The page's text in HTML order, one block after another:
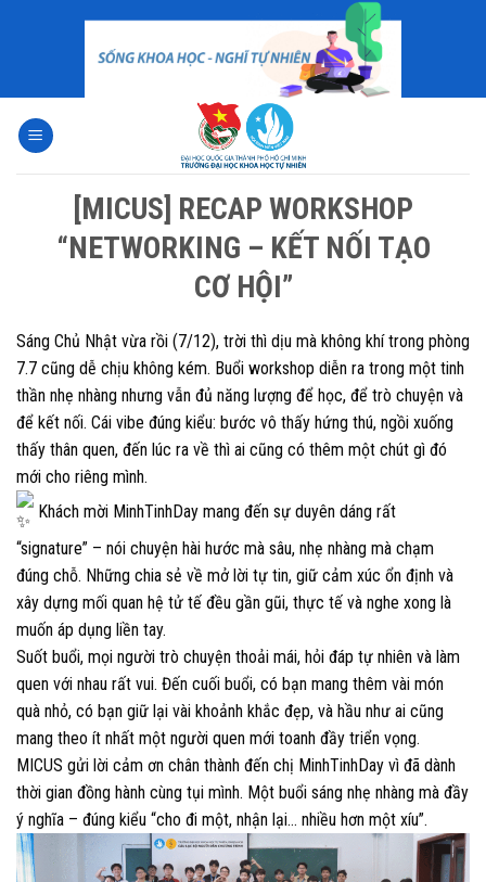
[MICUS] RECAP WORKSHOP
“NETWORKING – KẾT NỐI TẠO
CƠ HỘI”
Sáng Chủ Nhật vừa rồi (7/12), trời thì dịu mà không khí trong phòng
7.7 cũng dễ chịu không kém. Buổi workshop diễn ra trong một tinh
thần nhẹ nhàng nhưng vẫn đủ năng lượng để học, để trò chuyện và
để kết nối. Cái vibe đúng kiểu: bước vô thấy hứng thú, ngồi xuống
thấy thân quen, đến lúc ra về thì ai cũng có thêm một chút gì đó
mới cho riêng mình.
Khách mời MinhTinhDay mang đến sự duyên dáng rất
“signature” – nói chuyện hài hước mà sâu, nhẹ nhàng mà chạm
đúng chỗ. Những chia sẻ về mở lời tự tin, giữ cảm xúc ổn định và
xây dựng mối quan hệ tử tế đều gần gũi, thực tế và nghe xong là
muốn áp dụng liền tay.
Suốt buổi, mọi người trò chuyện thoải mái, hỏi đáp tự nhiên và làm
quen với nhau rất vui. Đến cuối buổi, có bạn mang thêm vài món
quà nhỏ, có bạn giữ lại vài khoảnh khắc đẹp, và hầu như ai cũng
mang theo ít nhất một người quen mới toanh đầy triển vọng.
MICUS gửi lời cảm ơn chân thành đến chị MinhTinhDay vì đã dành
thời gian đồng hành cùng tụi mình. Một buổi sáng nhẹ nhàng mà đầy
ý nghĩa – đúng kiểu “cho đi một, nhận lại… nhiều hơn một xíu”.